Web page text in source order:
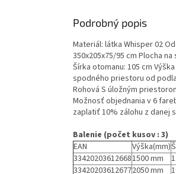
Podrobný popis
Materiál: látka Whisper 02
350x205x75/95 cm Plocha
Šírka otomanu: 105 cm
spodného priestoru od
Rohová S úložným
Možnosť objednania v 6
zaplatiť 10% zálohu z danej
Balenie (počet kusov : 3)
EAN
Výška(mm)
334202036126681500 mm
334202036126772050 mm